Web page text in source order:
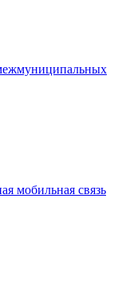
мобильная связь